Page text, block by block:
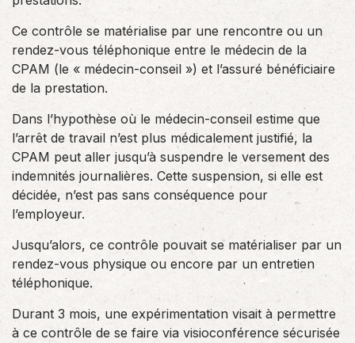
Ce contrôle se matérialise par une rencontre ou un
rendez-vous téléphonique entre le médecin de la
CPAM (le « médecin-conseil ») et l’assuré bénéficiaire
de la prestation.
Dans l’hypothèse où le médecin-conseil estime que
l’arrêt de travail n’est plus médicalement justifié, la
CPAM peut aller jusqu’à suspendre le versement des
indemnités journalières. Cette suspension, si elle est
décidée, n’est pas sans conséquence pour
l’employeur.
Jusqu’alors, ce contrôle pouvait se matérialiser par un
rendez-vous physique ou encore par un entretien
téléphonique.
Durant 3 mois, une expérimentation visait à permettre
à ce contrôle de se faire via visioconférence sécurisée